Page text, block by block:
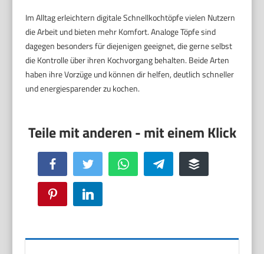
Im Alltag erleichtern digitale Schnellkochtöpfe vielen Nutzern
die Arbeit und bieten mehr Komfort. Analoge Töpfe sind
dagegen besonders für diejenigen geeignet, die gerne selbst
die Kontrolle über ihren Kochvorgang behalten. Beide Arten
haben ihre Vorzüge und können dir helfen, deutlich schneller
und energiesparender zu kochen.
Facebook Twitter WhatsApp Telegram Buffer
Pinterest LinkedIn